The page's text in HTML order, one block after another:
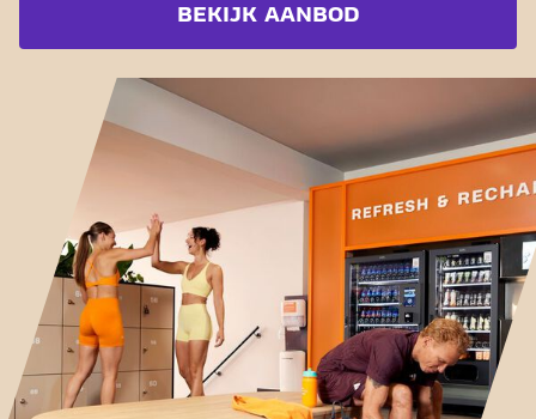
BEKIJK AANBOD